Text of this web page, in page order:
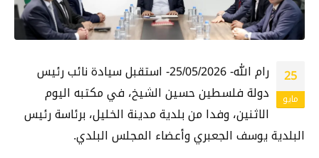
25
مايو
رام الله- 25/05/2026- استقبل سيادة نائب رئيس
دولة فلسطين حسين الشيخ، في مكتبه اليوم
الاثنين، وفدا من بلدية مدينة الخليل، برئاسة رئيس
البلدية يوسف الجعبري وأعضاء المجلس البلدي.